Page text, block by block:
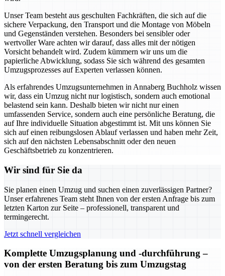
Unser Team besteht aus geschulten Fachkräften, die sich auf die
sichere Verpackung, den Transport und die Montage von Möbeln
und Gegenständen verstehen. Besonders bei sensibler oder
wertvoller Ware achten wir darauf, dass alles mit der nötigen
Vorsicht behandelt wird. Zudem kümmern wir uns um die
papierliche Abwicklung, sodass Sie sich während des gesamten
Umzugsprozesses auf Experten verlassen können.
Als erfahrendes Umzugsunternehmen in Annaberg Buchholz wissen
wir, dass ein Umzug nicht nur logistisch, sondern auch emotional
belastend sein kann. Deshalb bieten wir nicht nur einen
umfassenden Service, sondern auch eine persönliche Beratung, die
auf Ihre individuelle Situation abgestimmt ist. Mit uns können Sie
sich auf einen reibungslosen Ablauf verlassen und haben mehr Zeit,
sich auf den nächsten Lebensabschnitt oder den neuen
Geschäftsbetrieb zu konzentrieren.
Wir sind für Sie da
Sie planen einen Umzug und suchen einen zuverlässigen Partner?
Unser erfahrenes Team steht Ihnen von der ersten Anfrage bis zum
letzten Karton zur Seite – professionell, transparent und
termingerecht.
Jetzt schnell vergleichen
Komplette Umzugsplanung und -durchführung –
von der ersten Beratung bis zum Umzugstag